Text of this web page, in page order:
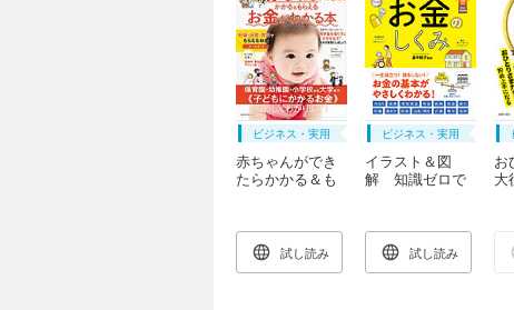
ビジネス・実用
赤ちゃんができ
たらかかる＆も
試し読み
ビジネス・実用
イラスト＆図
解 知識ゼロで
くみ
試し読み
お